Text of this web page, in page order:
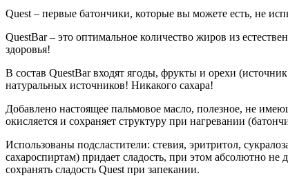
Quest – первые батончики, которые вы можете есть, не
QuestBar – это оптимальное количество жиров из
здоровья!
В состав QuestBar входят ягоды, фрукты и орехи
натуральных источников! Никакого сахара!
Добавлено настоящее пальмовое масло, полезное, не
окисляется и сохраняет структуру при нагревании
Использованы подсластители: стевия, эритритол,
сахароспиртам) придает сладость, при этом абсолютно не
сохранять сладость Quest при запекании.